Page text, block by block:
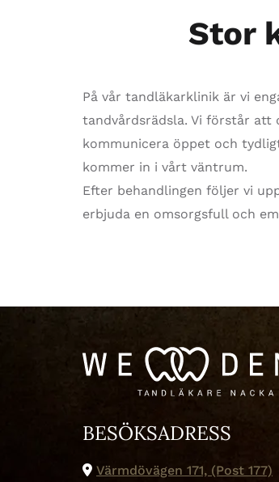
Stor
På vår tandläkarklinik är vi
tandvårdsrädsla. Vi förstår
kommunicera öppet och
kommer in i vårt väntrum.
Efter behandlingen följer vi
erbjuda en omsorgsfull och
BESÖKSADRESS
 Värmdövägen 171, (Post 177)